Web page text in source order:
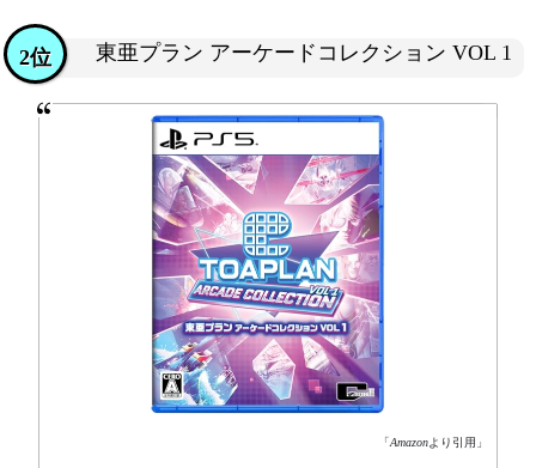
東亜プラン アーケードコレクション VOL 1
2位
「Amazonより引用」